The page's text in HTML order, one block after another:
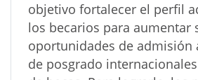
objetivo fortalecer el perfil
los becarios para aumentar
oportunidades de admisión
de posgrado